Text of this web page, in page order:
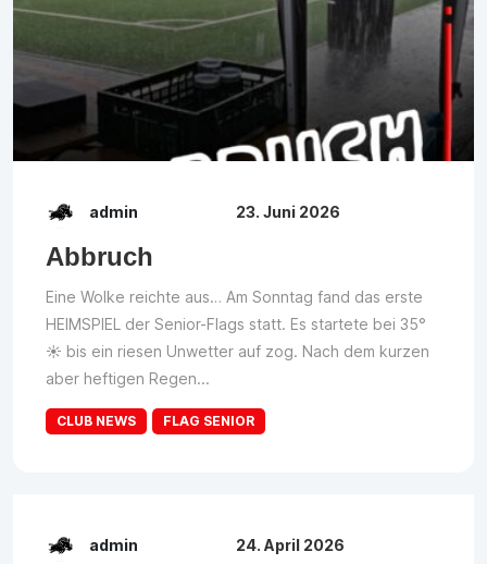
admin 23. Juni 2026
Abbruch
Eine Wolke reichte aus… Am Sonntag fand das erste
HEIMSPIEL der Senior-Flags statt. Es startete bei 35°
☀️ bis ein riesen Unwetter auf zog. Nach dem kurzen
aber heftigen Regen...
CLUB NEWS FLAG SENIOR
admin 24. April 2026